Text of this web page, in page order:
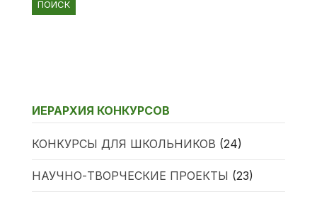
ИЕРАРХИЯ КОНКУРСОВ
КОНКУРСЫ ДЛЯ ШКОЛЬНИКОВ (24)
НАУЧНО-ТВОРЧЕСКИЕ ПРОЕКТЫ (23)